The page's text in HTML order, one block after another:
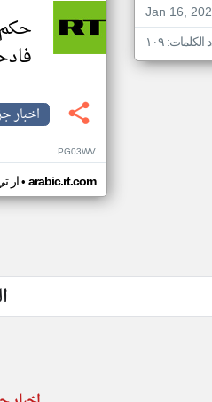
Jan 16,
الكلمات: ١٠٩
اخبار
PG03WV
ار• arabic.rt.com